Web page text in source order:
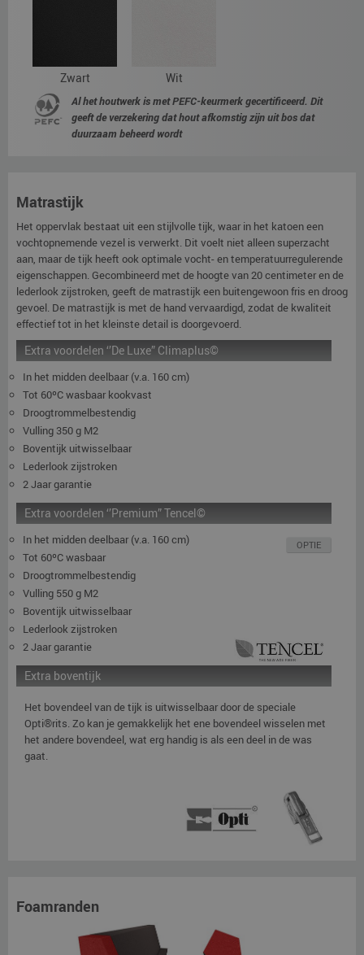
Zwart Wit
Al het houtwerk is met PEFC-keurmerk gecertificeerd. Dit
geeft de verzekering dat hout afkomstig zijn uit bos dat
duurzaam beheerd wordt
Matrastijk
Het oppervlak bestaat uit een stijlvolle tijk, waar in het katoen een
vochtopnemende vezel is verwerkt. Dit voelt niet alleen superzacht
aan, maar de tijk heeft ook optimale vocht- en temperatuurregulerende
eigenschappen. Gecombineerd met de hoogte van 20 centimeter en de
lederlook zijstroken, geeft de matrastijk een buitengewoon fris en droog
gevoel. De matrastijk is met de hand vervaardigd, zodat de kwaliteit
effectief tot in het kleinste detail is doorgevoerd.
Extra voordelen ‘’De Luxe” Climaplus©
In het midden deelbaar (v.a. 160 cm)
Tot 60ºC wasbaar kookvast
Droogtrommelbestendig
Vulling 350 g M2
Boventijk uitwisselbaar
Lederlook zijstroken
2 Jaar garantie
OPTIE
Extra voordelen ‘’Premium” Tencel©
In het midden deelbaar (v.a. 160 cm)
Tot 60ºC wasbaar
Droogtrommelbestendig
Vulling 550 g M2
Boventijk uitwisselbaar
Lederlook zijstroken
2 Jaar garantie
Extra boventijk
Het bovendeel van de tijk is uitwisselbaar door de speciale
Opti®rits. Zo kan je gemakkelijk het ene bovendeel wisselen met
het andere bovendeel, wat erg handig is als een deel in de was
gaat.
Foamranden